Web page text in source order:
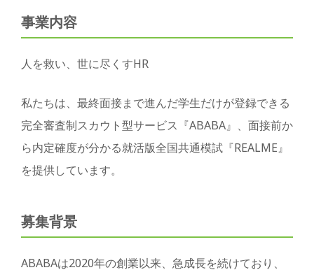
事業内容
人を救い、世に尽くすHR
私たちは、最終面接まで進んだ学生だけが登録できる
完全審査制スカウト型サービス『ABABA』、面接前か
ら内定確度が分かる就活版全国共通模試『REALME』
を提供しています。
募集背景
ABABAは2020年の創業以来、急成長を続けており、